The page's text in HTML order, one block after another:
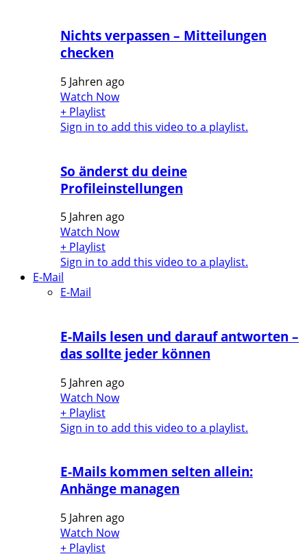
Nichts verpassen – Mitteilungen
checken
5 Jahren ago
Watch Now
+ Playlist
Sign in to add this video to a playlist.
So änderst du deine
Profileinstellungen
5 Jahren ago
Watch Now
+ Playlist
Sign in to add this video to a playlist.
E-Mail
E-Mail
E-Mails lesen und darauf antworten –
das sollte jeder können
5 Jahren ago
Watch Now
+ Playlist
Sign in to add this video to a playlist.
E-Mails kommen selten allein:
Anhänge managen
5 Jahren ago
Watch Now
+ Playlist